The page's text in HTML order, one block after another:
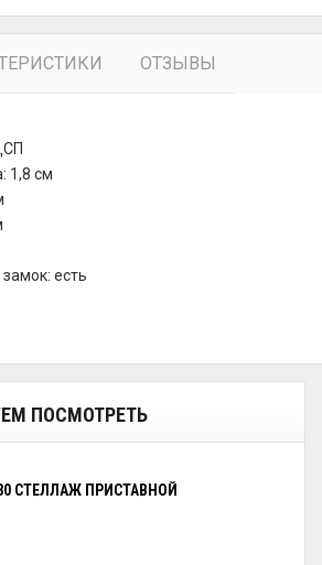
ОТЗЫВЫ
1,8 см
есть
ПОСМОТРЕТЬ
СТЕЛЛАЖ ПРИСТАВНОЙ